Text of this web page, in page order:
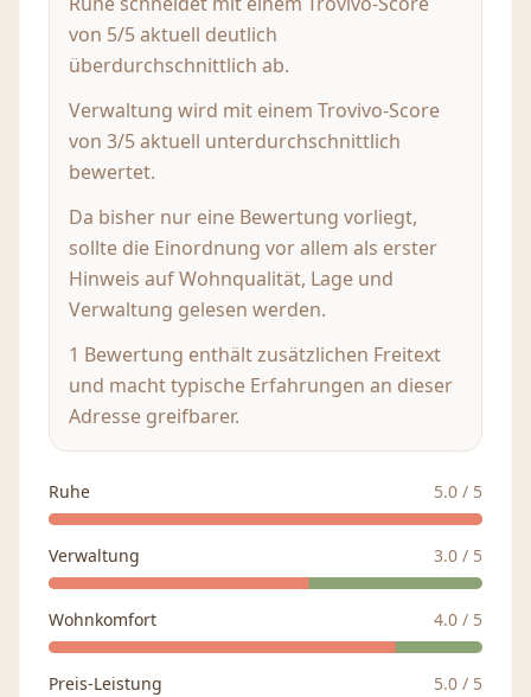
von 5/5 aktuell deutlich
überdurchschnittlich ab.
Verwaltung wird mit einem Trovivo-Score
von 3/5 aktuell unterdurchschnittlich
bewertet.
Da bisher nur eine Bewertung vorliegt,
sollte die Einordnung vor allem als erster
Hinweis auf Wohnqualität, Lage und
Verwaltung gelesen werden.
1 Bewertung enthält zusätzlichen Freitext
und macht typische Erfahrungen an dieser
Adresse greifbarer.
Ruhe 5.0 / 5
Verwaltung 3.0 / 5
Wohnkomfort 4.0 / 5
Preis-Leistung 5.0 / 5